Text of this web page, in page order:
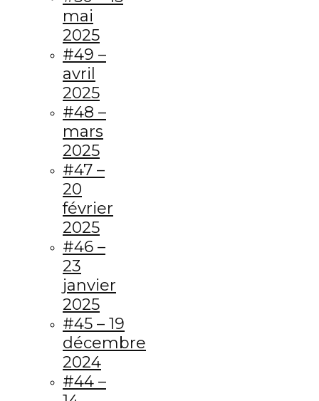
mai
2025
#49 –
avril
2025
#48 –
mars
2025
#47 –
20
février
2025
#46 –
23
janvier
2025
#45 – 19
décembre
2024
#44 –